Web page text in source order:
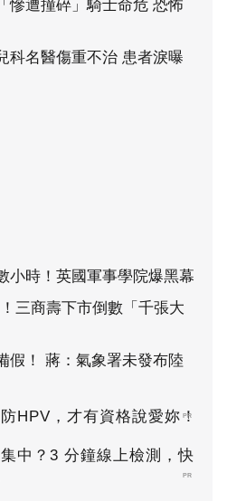
慘遭撞碎」騎士命危 恐怖
科名醫傷重不治 患者淚曝
小時！英國軍事學院爆黑幕
三商壽下市倒數「千張大
假！ 蔣：氣象署未發布陸
HPV，才有資格說愛妳！
PR
中？3 分鐘線上檢測，快
PR